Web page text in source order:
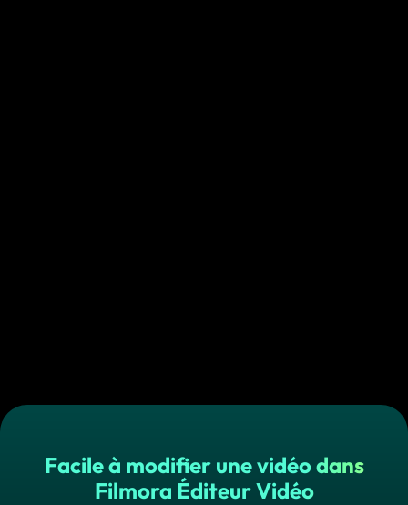
Facile à modifier une vidéo dans
Filmora Éditeur Vidéo